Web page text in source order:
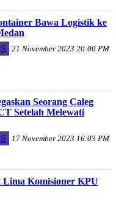
Bawa Logistik ke
21 November 2023 20:00 PM
Seorang Caleg
Setelah Melewati
17 November 2023 16:03 PM
Komisioner KPU